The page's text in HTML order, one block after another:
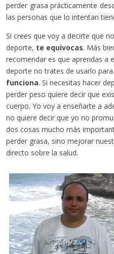
perder grasa prácticamente
las personas que lo intentan
Si crees que voy a decirte que
deporte, te equivocas. Más
recomendar es que aprendas a
deporte no trates de usarlo
funciona. Si necesitas hacer
perder peso quiere decir que
cuerpo. Yo voy a enseñarte a
no quiere decir que yo no
dos cosas mucho más
perder grasa, sino mejorar
directo sobre la salud.